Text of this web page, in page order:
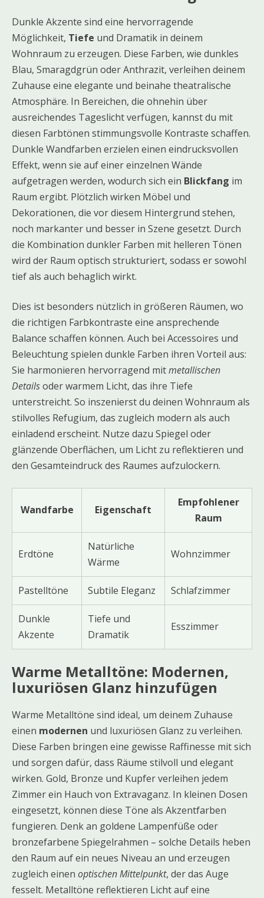
Dunkle Akzente sind eine hervorragende
Möglichkeit, Tiefe und Dramatik in deinem
Wohnraum zu erzeugen. Diese Farben, wie dunkles
Blau, Smaragdgrün oder Anthrazit, verleihen deinem
Zuhause eine elegante und beinahe theatralische
Atmosphäre. In Bereichen, die ohnehin über
ausreichendes Tageslicht verfügen, kannst du mit
diesen Farbtönen stimmungsvolle Kontraste schaffen.
Dunkle Wandfarben erzielen einen eindrucksvollen
Effekt, wenn sie auf einer einzelnen Wände
aufgetragen werden, wodurch sich ein Blickfang im
Raum ergibt. Plötzlich wirken Möbel und
Dekorationen, die vor diesem Hintergrund stehen,
noch markanter und besser in Szene gesetzt. Durch
die Kombination dunkler Farben mit helleren Tönen
wird der Raum optisch strukturiert, sodass er sowohl
tief als auch behaglich wirkt.
Dies ist besonders nützlich in größeren Räumen, wo
die richtigen Farbkontraste eine ansprechende
Balance schaffen können. Auch bei Accessoires und
Beleuchtung spielen dunkle Farben ihren Vorteil aus:
Sie harmonieren hervorragend mitmetallischen
Detailsoder warmem Licht, das ihre Tiefe
unterstreicht. So inszenierst du deinen Wohnraum als
stilvolles Refugium, das zugleich modern als auch
einladend erscheint. Nutze dazu Spiegel oder
glänzende Oberflächen, um Licht zu reflektieren und
den Gesamteindruck des Raumes aufzulockern.
Wandfarbe Eigenschaft
Empfohlener
Raum
Erdtöne
Natürliche
Wärme
Wohnzimmer
Pastelltöne Subtile Eleganz Schlafzimmer
Dunkle
Akzente
Tiefe und
Dramatik
Esszimmer
Warme Metalltöne: Modernen,
luxuriösen Glanz hinzufügen
Warme Metalltöne sind ideal, um deinem Zuhause
einen modernen und luxuriösen Glanz zu verleihen.
Diese Farben bringen eine gewisse Raffinesse mit sich
und sorgen dafür, dass Räume stilvoll und elegant
wirken. Gold, Bronze und Kupfer verleihen jedem
Zimmer ein Hauch von Extravaganz. In kleinen Dosen
eingesetzt, können diese Töne als Akzentfarben
fungieren. Denk an goldene Lampenfüße oder
bronzefarbene Spiegelrahmen – solche Details heben
den Raum auf ein neues Niveau an und erzeugen
zugleich einen optischen Mittelpunkt, der das Auge
fesselt. Metalltöne reflektieren Licht auf eine